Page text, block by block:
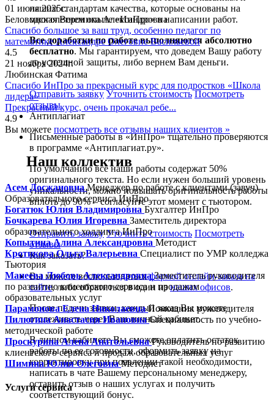
нашим стандартам качества, которые основаны на
многолетнем опыте «ИнПро» в написании работ.
Все доработки по работе выполняются абсолютно
бесплатно. Мы гарантируем, что доведем Вашу работу
до успешной защиты, либо вернем Вам деньги.
Отправить заявку Уточнить стоимость Посмотреть
отзывы
Антиплагиат
Письменные работы в «ИнПро» тщательно проверяются
в программе «Антиплагиат.ру».
По умолчанию все наши работы содержат 50%
оригинального текста. Но если нужен больший уровень
уникальности, можно повышать оригинальность работы
вплоть до 90% – согласуйте этот момент с тьютором.
Отправить заявку Уточнить стоимость Посмотреть
отзывы
Как заказать?
Вы можете воспользоватьсяформой онлайн-заказа на
сайте, либо обратиться в один изнаших офисов.
После подачи заявки, каждый заказ Вы можете
отслеживать через Ваш личный кабинет.
В личном кабинете Вы сможете оплатить остаток
работы по ее готовности, оформить заявку на
корректировку при появлении такой необходимости,
написать в чате Вашему персональному менеджеру,
оставить отзыв о наших услугах и получить
соответствующий бонус.
01 июля 2025г.
Беловодская Вероника Александровна
Спасибо большое за ваш труд, особенно педагог по
математике Александре Олеговне Васильевой
4.5
21 ноября 2024г.
Любинская Фатима
Спасибо ИнПро за прекрасный курс для подростков «Школа
лидера»
Прекрасный курс, очень прокачал ребе...
4.9
Вы можете посмотреть все отзывы наших клиентов »
Наш коллектив
Асем Досжановна Менеджер по работе с клиентами (завуч)
Образовательного сервиса ИнПро
Богатюк Юлия Владимировна Бухгалтер ИнПро
Бочкарева Юлия Игоревна Заместитель директора
образовательного холдинга ИнПро
Копытина Алина Александровна Методист
Кротикова Ольга Валерьевна Специалист по УМР колледжа
Тьютория
Манеева Любовь Александровна Заместитель руководителя
по развитию клиентского сервиса и продажам
образовательных услуг
Парамонова Елена Николаевна Помощник руководителя
Пилюгина Анастасия Ивановна Специальность по учебно-
методической работе
Проскурина Алена Анатольевна Руководитель по развитию
клиентского сервиса и продаж образовательных услуг
Шимина Юлия Олеговна Методист
Услуги сервиса